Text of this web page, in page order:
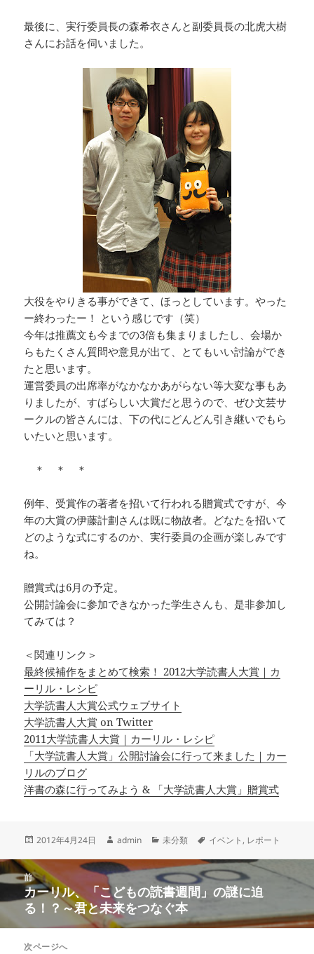
最後に、実行委員長の森希衣さんと副委員長の北虎大樹
さんにお話を伺いました。
大役をやりきる事ができて、ほっとしています。やった
ー終わったー！ という感じです（笑）
今年は推薦文も今までの3倍も集まりましたし、会場か
らもたくさん質問や意見が出て、とてもいい討論ができ
たと思います。
運営委員の出席率がなかなかあがらない等大変な事もあ
りましたが、すばらしい大賞だと思うので、ぜひ文芸サ
ークルの皆さんには、下の代にどんどん引き継いでもら
いたいと思います。
＊ ＊ ＊
例年、受賞作の著者を招いて行われる贈賞式ですが、今
年の大賞の伊藤計劃さんは既に物故者。どなたを招いて
どのような式にするのか、実行委員の企画が楽しみです
ね。
贈賞式は6月の予定。
公開討論会に参加できなかった学生さんも、是非参加し
てみては？
＜関連リンク＞
最終候補作をまとめて検索！ 2012大学読書人大賞｜カ
ーリル・レシピ
大学読書人大賞公式ウェブサイト
大学読書人大賞 on Twitter
2011大学読書人大賞｜カーリル・レシピ
「大学読書人大賞」公開討論会に行って来ました｜カー
リルのブログ
洋書の森に行ってみよう & 「大学読書人大賞」贈賞式
投
日:
2012年4月24日
作
者
admin
カ
ゴ
リ
ー
未分類
タ
イベント , レポート
投
稿
ナ
ビ
前
前
の
投
稿:
カーリル、「こどもの読書週間」の謎に迫
る！？～君と未来をつなぐ本
次ページへ